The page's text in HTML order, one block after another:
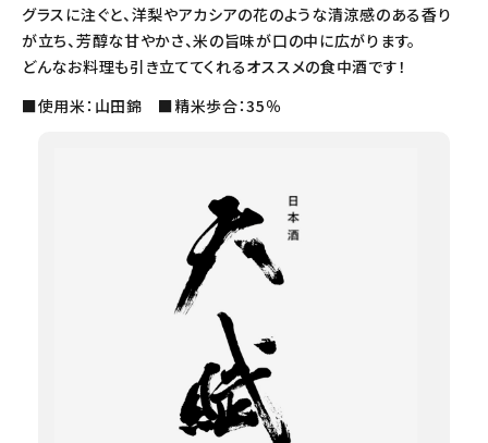
グラスに注ぐと、洋梨やアカシアの花のような清涼感のある香り
が立ち、芳醇な甘やかさ、米の旨味が口の中に広がります。
どんなお料理も引き立ててくれるオススメの食中酒です！
■使用米：山田錦 ■精米歩合：35％